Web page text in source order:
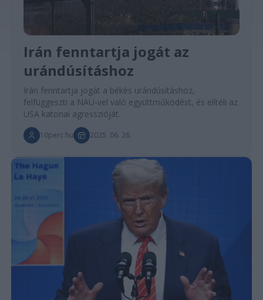
Irán fenntartja jogát az
urándúsításhoz
Irán fenntartja jogát a békés urándúsításhoz,
felfüggeszti a NAÜ-vel való együttműködést, és elítéli az
USA katonai agresszióját.
10perc.hu 2025. 06. 26.